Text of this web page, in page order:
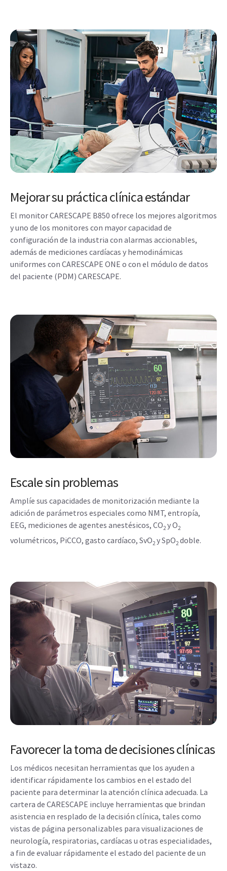
Mejorar su práctica clínica estándar
El monitor CARESCAPE B850 ofrece los mejores algoritmos
y uno de los monitores con mayor capacidad de
configuración de la industria con alarmas accionables,
además de mediciones cardíacas y hemodinámicas
uniformes con CARESCAPE ONE o con el módulo de datos
del paciente (PDM) CARESCAPE.
Escale sin problemas
Amplíe sus capacidades de monitorización mediante la
adición de parámetros especiales como NMT, entropía,
EEG, mediciones de agentes anestésicos, CO2 y O2
volumétricos, PiCCO, gasto cardíaco, SvO2 y SpO2 doble.
Favorecer la toma de decisiones clínicas
Los médicos necesitan herramientas que los ayuden a
identificar rápidamente los cambios en el estado del
paciente para determinar la atención clínica adecuada. La
cartera de CARESCAPE incluye herramientas que brindan
asistencia en resplado de la decisión clínica, tales como
vistas de página personalizables para visualizaciones de
neurología, respiratorias, cardíacas u otras especialidades,
a fin de evaluar rápidamente el estado del paciente de un
vistazo.